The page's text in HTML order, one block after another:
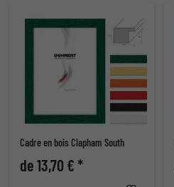
Cadre en bois Clapham South
de 13,70 € *